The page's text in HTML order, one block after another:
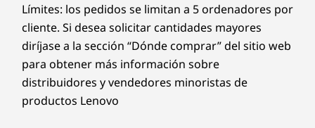
Límites: los pedidos se limitan a 5 ordenadores por
cliente. Si desea solicitar cantidades mayores
diríjase a la sección “Dónde comprar” del sitio web
para obtener más información sobre
distribuidores y vendedores minoristas de
productos Lenovo